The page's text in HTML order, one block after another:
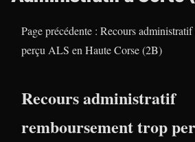
Page précédente : Recours
perçu ALS en Haute Corse (2B)
Recours administratif
remboursement trop